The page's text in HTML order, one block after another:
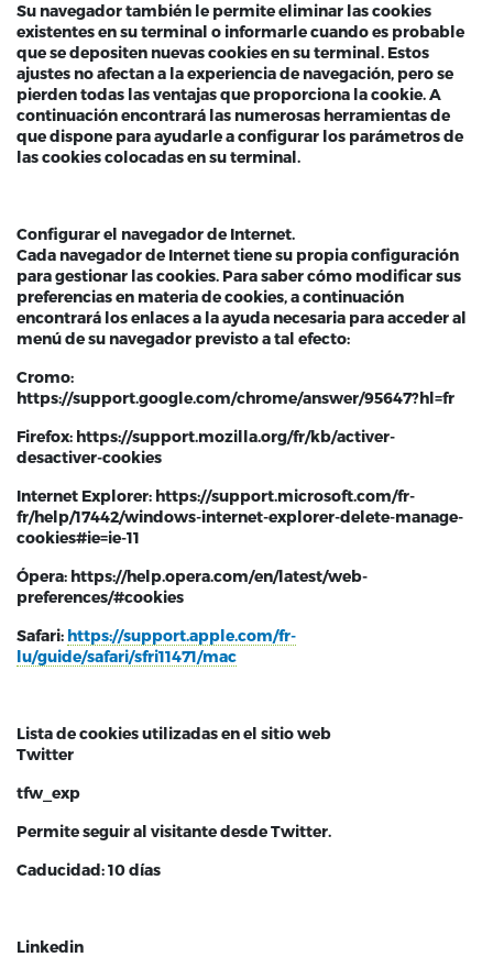
Su navegador también le permite eliminar las cookies
existentes en su terminal o informarle cuando es probable
que se depositen nuevas cookies en su terminal. Estos
ajustes no afectan a la experiencia de navegación, pero se
pierden todas las ventajas que proporciona la cookie. A
continuación encontrará las numerosas herramientas de
que dispone para ayudarle a configurar los parámetros de
las cookies colocadas en su terminal.
Configurar el navegador de Internet.
Cada navegador de Internet tiene su propia configuración
para gestionar las cookies. Para saber cómo modificar sus
preferencias en materia de cookies, a continuación
encontrará los enlaces a la ayuda necesaria para acceder al
menú de su navegador previsto a tal efecto:
Cromo:
https://support.google.com/chrome/answer/95647?hl=fr
Firefox: https://support.mozilla.org/fr/kb/activer-
desactiver-cookies
Internet Explorer: https://support.microsoft.com/fr-
fr/help/17442/windows-internet-explorer-delete-manage-
cookies#ie=ie-11
Ópera: https://help.opera.com/en/latest/web-
preferences/#cookies
Safari: https://support.apple.com/fr-
lu/guide/safari/sfri11471/mac
Lista de cookies utilizadas en el sitio web
Twitter
tfw_exp
Permite seguir al visitante desde Twitter.
Caducidad: 10 días
Linkedin